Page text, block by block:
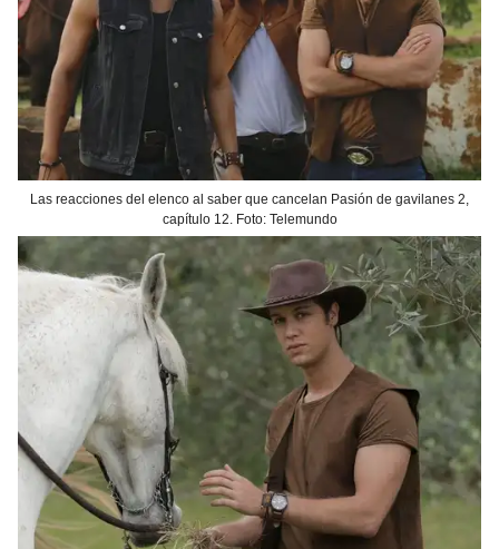
Las reacciones del elenco al saber que cancelan Pasión de gavilanes 2,
capítulo 12. Foto: Telemundo